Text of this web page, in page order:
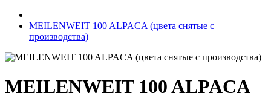
MEILENWEIT 100 ALPACA (цвета снятые с
производства)
MEILENWEIT 100 ALPACA